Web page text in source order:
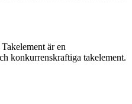
är en
konkurrenskraftiga takelement.